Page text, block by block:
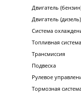
Двигатель
Двигатель (дизель)
Система
Топливная система
Трансмиссия
Подвеска
Рулевое
Тормозная